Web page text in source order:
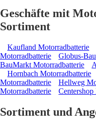
Geschäfte mit
Sortiment
Kaufland Motorradbatterie
Motorradbatterie
Globus-
BauMarkt Motorradbatterie
Hornbach Motorradbatterie
Motorradbatterie
Hellweg
Motorradbatterie
Sortiment und